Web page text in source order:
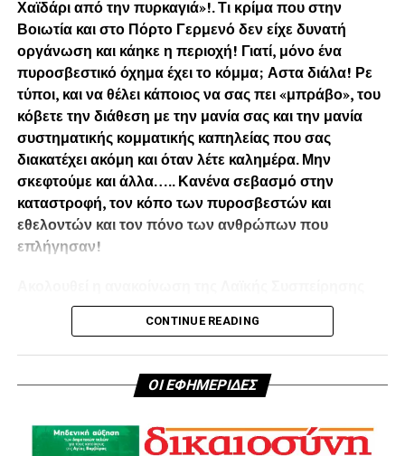
Χαϊδάρι από την πυρκαγιά»!. Τι κρίμα που στην
Βοιωτία και στο Πόρτο Γερμενό δεν είχε δυνατή
οργάνωση και κάηκε η περιοχή! Γιατί, μόνο ένα
πυροσβεστικό όχημα έχει το κόμμα; Αστα διάλα! Ρε
τύποι, και να θέλει κάποιος να σας πει «μπράβο», του
κόβετε την διάθεση με την μανία σας και την μανία
συστηματικής κομματικής καπηλείας που σας
διακατέχει ακόμη και όταν λέτε καλημέρα. Μην
σκεφτούμε και άλλα….. Κανένα σεβασμό στην
καταστροφή, τον κόπο των πυροσβεστών και
εθελοντών και τον πόνο των ανθρώπων που
επλήγησαν!
Χαϊδαρίου:
κατάσβεση της φωτιάς, προσφέροντας όποια βοήθεια
Στο Χαϊδάρι βρέθηκε και το πυροσβεστικό όχημα της
CONTINUE READING
ΟΙ ΕΦΗΜΕΡΙΔΕΣ